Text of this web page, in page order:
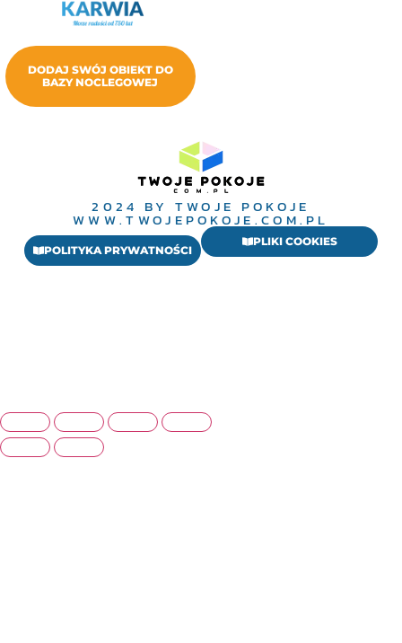
DODAJ SWÓJ OBIEKT DO
BAZY NOCLEGOWEJ
2024 BY TWOJE POKOJE
WWW.TWOJEPOKOJE.COM.PL
POLITYKA PRYWATNOŚCI
PLIKI COOKIES